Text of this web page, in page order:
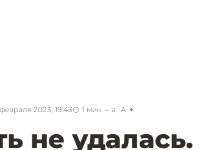
2023, 19:43 1 мин. a A
не удалась.